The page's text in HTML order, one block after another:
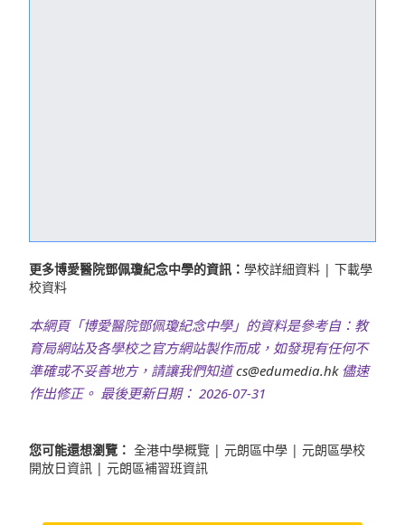
更多博愛醫院鄧佩瓊紀念中學的資訊： 學校詳細資料 | 下載學
校資料
本網頁「博愛醫院鄧佩瓊紀念中學」的資料是參考自：教
育局網站及各學校之官方網站製作而成，如發現有任何不
準確或不妥善地方，請讓我們知道cs@edumedia.hk儘速
作出修正。 最後更新日期： 2026-07-31
您可能還想瀏覽： 全港中學概覽 | 元朗區中學 | 元朗區學校
開放日資訊 | 元朗區補習班資訊